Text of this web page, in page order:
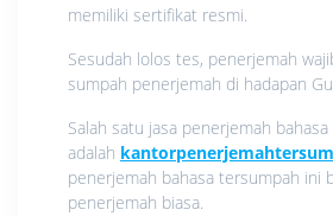
memiliki sertifikat resmi.
Sesudah lolos tes, penerjemah
sumpah penerjemah di hadapan
Salah satu jasa penerjemah
adalah
penerjemah bahasa tersumpah ini
penerjemah biasa.